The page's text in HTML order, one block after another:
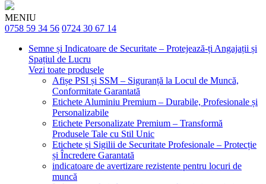
MENIU
0758 59 34 56 0724 30 67 14
Semne și Indicatoare de Securitate – Protejează-ți Angajații și
Spațiul de Lucru
Vezi toate produsele
Afișe PSI și SSM – Siguranță la Locul de Muncă,
Conformitate Garantată
Etichete Aluminiu Premium – Durabile, Profesionale și
Personalizabile
Etichete Personalizate Premium – Transformă
Produsele Tale cu Stil Unic
Etichete și Sigilii de Securitate Profesionale – Protecție
și Încredere Garantată
indicatoare de avertizare rezistente pentru locuri de
muncă